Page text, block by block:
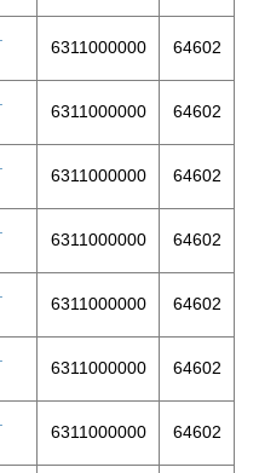
6311000000 64602
6311000000 64602
6311000000 64602
6311000000 64602
6311000000 64602
6311000000 64602
6311000000 64602